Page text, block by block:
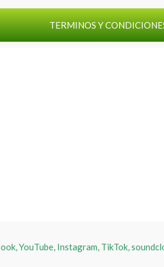
TERMINOS Y
YouTube, Instagram, TikTok,